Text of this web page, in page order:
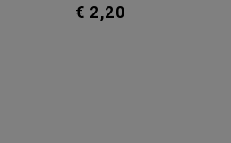
€ 2,20